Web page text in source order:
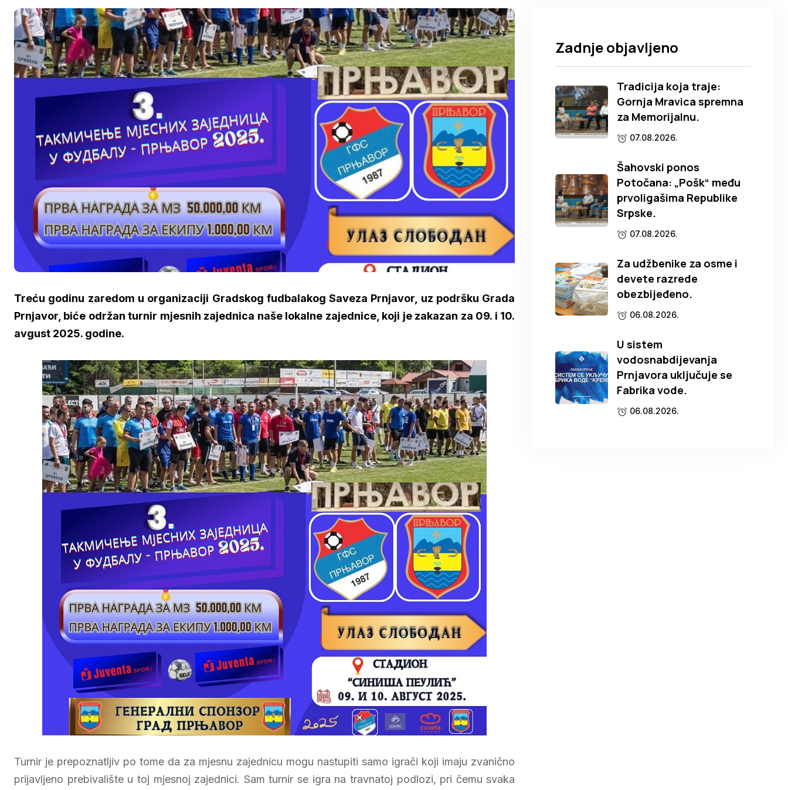
Treću godinu zaredom u organizaciji Gradskog fudbalakog Saveza Prnjavor, uz podršku Grada
Prnjavor, biće održan turnir mjesnih zajednica naše lokalne zajednice, koji je zakazan za 09. i 10.
avgust 2025. godine.
Turnir je prepoznatljiv po tome da za mjesnu zajednicu mogu nastupiti samo igrači koji imaju zvanično
prijavljeno prebivalište u toj mjesnoj zajednici. Sam turnir se igra na travnatoj podlozi, pri čemu svaka
Zadnje objavljeno
Tradicija koja traje:
Gornja Mravica spremna
za Memorijalnu.
07.08.2026.
Šahovski ponos
Potočana: „Pošk“ među
prvoligašima Republike
Srpske.
07.08.2026.
Za udžbenike za osme i
devete razrede
obezbijeđeno.
06.08.2026.
U sistem
vodosnabdijevanja
Prnjavora uključuje se
Fabrika vode.
06.08.2026.